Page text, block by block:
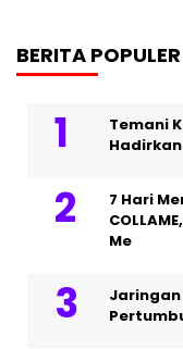
BERITA POPULER
Temani
7 Hari
Me